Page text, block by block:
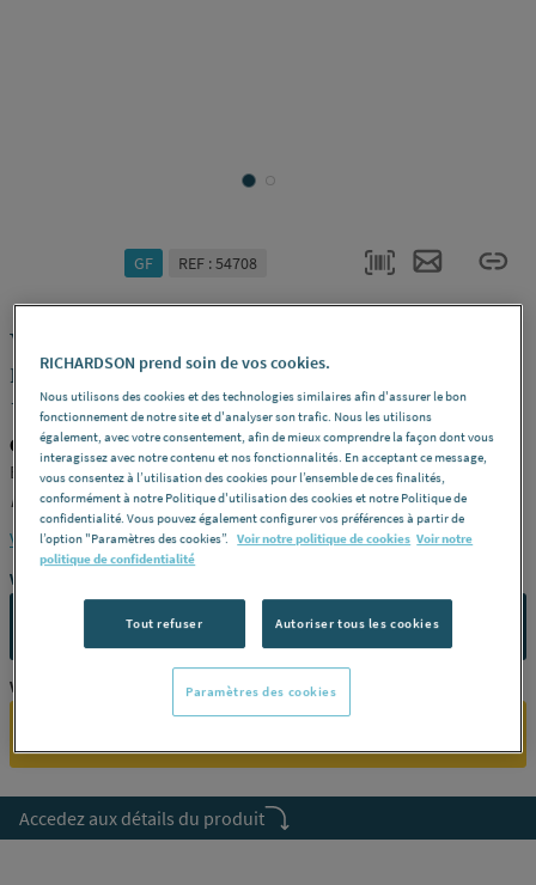
GF REF : 54708
VANNE A MEMBRANE - Vanne à
membrane Type 514 - PROGEF Standard
- PP-H
GF 167514013
Epdm - avec emboîture pour soudage, métrique - pn10 -
Diamètre25 -Dn20 -Référence167514013
Voir la description complète
Vous avez un projet ?
CONTACTEZ-NOUS
Vous êtes un professionnel ?
Accedez aux détails du produit
RICHARDSON prend soin de vos cookies.
Nous utilisons des cookies et des technologies similaires afin d'assurer le bon
fonctionnement de notre site et d'analyser son trafic. Nous les utilisons
également, avec votre consentement, afin de mieux comprendre la façon dont vous
interagissez avec notre contenu et nos fonctionnalités. En acceptant ce message,
vous consentez à l’utilisation des cookies pour l’ensemble de ces finalités,
conformément à notre Politique d'utilisation des cookies et notre Politique de
confidentialité. Vous pouvez également configurer vos préférences à partir de
l’option "Paramètres des cookies”. Voir notre politique de cookies Voir notre
politique de confidentialité
Tout refuser Autoriser tous les cookies
Paramètres des cookies